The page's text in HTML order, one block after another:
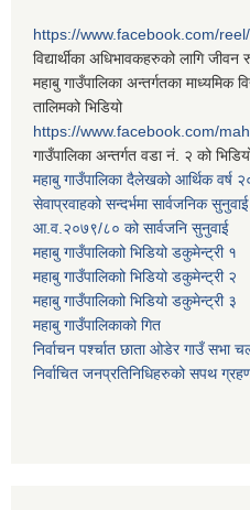
https://www.facebook.com/
विद्यार्थीका अधिभावकहरुको लागि जीवन
महाबु गाउँपालिका अन्तर्गतका माध्यमिक
तालिमको भिडियो
https://www.facebook.com/
गाउँपालिका अन्तर्गत वडा नं. २ को
महाबु गाउँपालिका दैलेखको आर्थिक वर्ष
सेवाप्रवाहको सन्दर्भमा सार्वजनिक
आ.व.२०७९/८० को सार्वजनि सुनुवाई
महाबु गाउँपालिकाो भिडियो डकुमेन्ट्री १
महाबु गाउँपालिकाो भिडियो डकुमेन्ट्री २
महाबु गाउँपालिकाो भिडियो डकुमेन्ट्री ३
महाबु गाउँपालिकाको गित
निर्वाचन पर्श्चात छाता ओडेर गाउँ सभा
निर्वाचित जनप्रतिनिधिहरुको सपथ